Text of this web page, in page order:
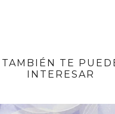
TAMBIÉN TE
INTERESAR